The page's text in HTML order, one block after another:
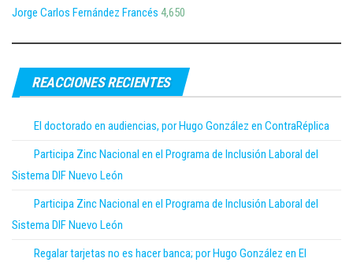
Jorge Carlos Fernández Francés 4,650
REACCIONES RECIENTES
El doctorado en audiencias, por Hugo González en ContraRéplica
Participa Zinc Nacional en el Programa de Inclusión Laboral del
Sistema DIF Nuevo León
Participa Zinc Nacional en el Programa de Inclusión Laboral del
Sistema DIF Nuevo León
Regalar tarjetas no es hacer banca; por Hugo González en El